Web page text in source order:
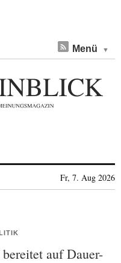
Menü
Fr, 7. Aug 2026
auf Dauer-